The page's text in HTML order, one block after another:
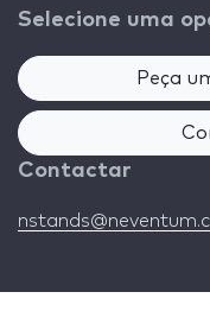
Selecione uma
Peça
Contactar